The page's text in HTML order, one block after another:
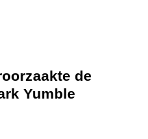
de
Yumble